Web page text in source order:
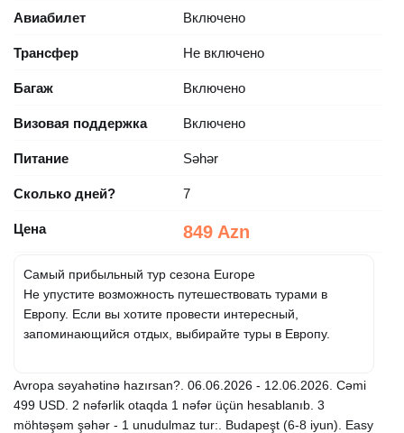
Авиабилет Включено
Трансфер Не включено
Багаж Включено
Визовая поддержка Включено
Питание Səhər
Сколько дней? 7
Цена 849 Azn
Самый прибыльный тур сезона Europe
Не упустите возможность путешествовать турами в
Европу. Если вы хотите провести интересный,
запоминающийся отдых, выбирайте туры в Европу.
Avropa səyahətinə hazırsan?. 06.06.2026 - 12.06.2026. Cəmi
499 USD. 2 nəfərlik otaqda 1 nəfər üçün hesablanıb. 3
möhtəşəm şəhər - 1 unudulmaz tur:. Budapeşt (6-8 iyun). Easy